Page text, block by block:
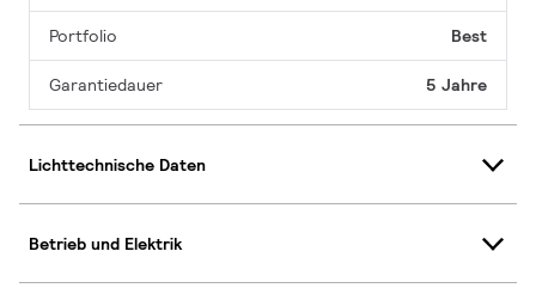
Portfolio Best
Garantiedauer 5 Jahre
Lichttechnische Daten
Betrieb und Elektrik